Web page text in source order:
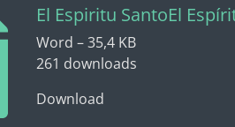
El Espiritu SantoEl
Word – 35,4 KB
261 downloads
Download